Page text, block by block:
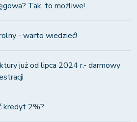
Tak, to możliwe!
- warto wiedzieć!
już od lipca 2024 r.- darmowy
kredyt 2%?